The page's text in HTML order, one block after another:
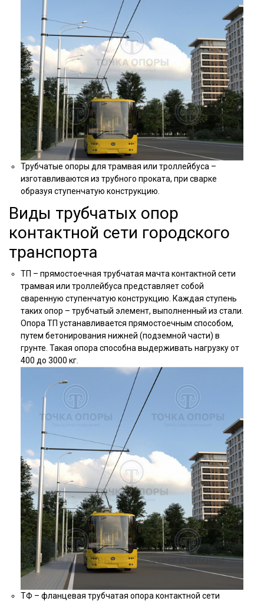
Трубчатые опоры для трамвая или троллейбуса –
изготавливаются из трубного проката, при сварке
образуя ступенчатую конструкцию.
Виды трубчатых опор
контактной сети городского
транспорта
ТП – прямостоечная трубчатая мачта контактной сети
трамвая или троллейбуса представляет собой
сваренную ступенчатую конструкцию. Каждая ступень
таких опор – трубчатый элемент, выполненный из стали.
Опора ТП устанавливается прямостоечным способом,
путем бетонирования нижней (подземной части) в
грунте. Такая опора способна выдерживать нагрузку от
400 до 3000 кг.
ТФ – фланцевая трубчатая опора контактной сети